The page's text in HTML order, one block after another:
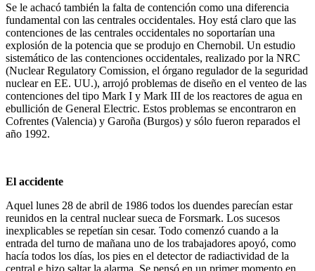
Se le achacó también la falta de contención como una diferencia
fundamental con las centrales occidentales. Hoy está claro que las
contenciones de las centrales occidentales no soportarían una
explosión de la potencia que se produjo en Chernobil. Un estudio
sistemático de las contenciones occidentales, realizado por la NRC
(Nuclear Regulatory Comission, el órgano regulador de la seguridad
nuclear en EE. UU.), arrojó problemas de diseño en el venteo de las
contenciones del tipo Mark I y Mark III de los reactores de agua en
ebullición de General Electric. Estos problemas se encontraron en
Cofrentes (Valencia) y Garoña (Burgos) y sólo fueron reparados el
año 1992.
El accidente
Aquel lunes 28 de abril de 1986 todos los duendes parecían estar
reunidos en la central nuclear sueca de Forsmark. Los sucesos
inexplicables se repetían sin cesar. Todo comenzó cuando a la
entrada del turno de mañana uno de los trabajadores apoyó, como
hacía todos los días, los pies en el detector de radiactividad de la
central e hizo saltar la alarma. Se pensó en un primer momento en